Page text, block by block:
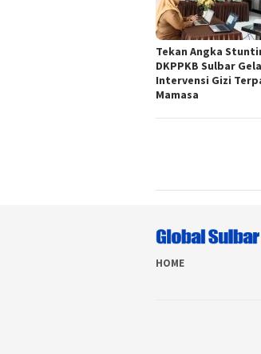
Tekan Angka
DKPPKB Sulbar
Intervensi Gizi
Mamasa
HOME